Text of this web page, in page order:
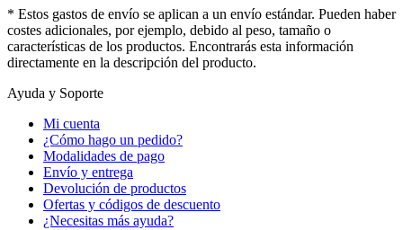
* Estos gastos de envío se aplican a un envío estándar. Pueden haber
costes adicionales, por ejemplo, debido al peso, tamaño o
características de los productos. Encontrarás esta información
directamente en la descripción del producto.
Ayuda y Soporte
Mi cuenta
¿Cómo hago un pedido?
Modalidades de pago
Envío y entrega
Devolución de productos
Ofertas y códigos de descuento
¿Necesitas más ayuda?